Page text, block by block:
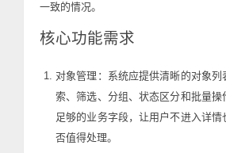
一致的情况。
核心功能需求
对象管理：系统应提供清晰的对象列
索、筛选、分组、状态区分和批量操
足够的业务字段，让用户不进入详
否值得处理。